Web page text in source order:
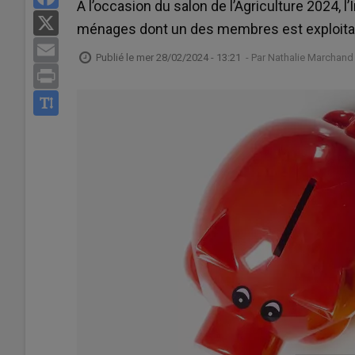
Email
A l’occasion du salon de l’Agriculture 2024,
ménages dont un des membres est
Publié le mer 28/02/2024 - 13:21 - Par Nathalie Marchand